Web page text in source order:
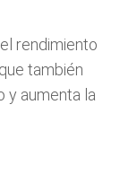
rendimiento
también
y aumenta la